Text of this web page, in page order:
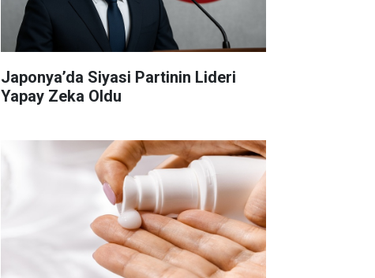
Japonya’da Siyasi Partinin Lideri
Yapay Zeka Oldu